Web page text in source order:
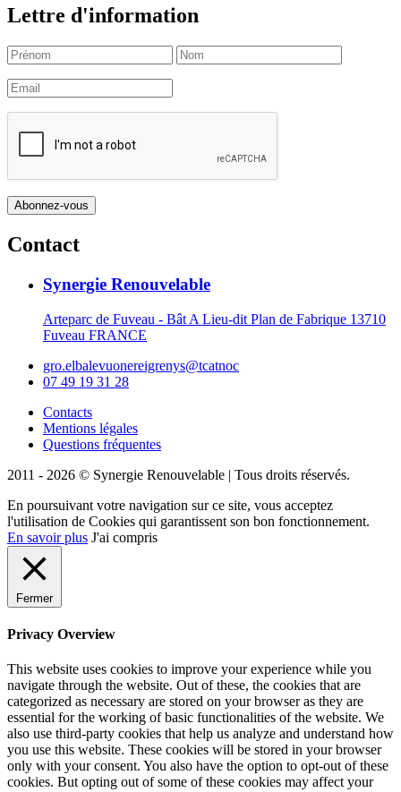
Lettre d'information
Contact
Synergie Renouvelable
Arteparc de Fuveau - Bât A Lieu-dit Plan de Fabrique 13710
Fuveau FRANCE
gro.elbalevuonereigrenys@tcatnoc
07 49 19 31 28
Contacts
Mentions légales
Questions fréquentes
2011 - 2026 © Synergie Renouvelable | Tous droits réservés.
En poursuivant votre navigation sur ce site, vous acceptez
l'utilisation de Cookies qui garantissent son bon fonctionnement.
En savoir plus J'ai compris
Fermer
Privacy Overview
This website uses cookies to improve your experience while you
navigate through the website. Out of these, the cookies that are
categorized as necessary are stored on your browser as they are
essential for the working of basic functionalities of the website. We
also use third-party cookies that help us analyze and understand how
you use this website. These cookies will be stored in your browser
only with your consent. You also have the option to opt-out of these
cookies. But opting out of some of these cookies may affect your